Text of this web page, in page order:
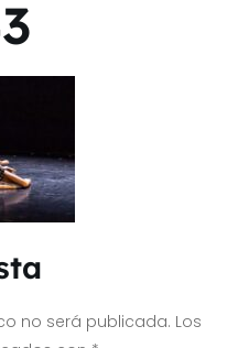
no será publicada. Los